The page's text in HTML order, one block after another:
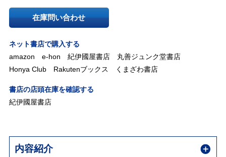
在庫問い合わせ
ネット書店で購入する
amazon
e-hon 紀伊國屋書店
丸善ジュンク堂書店
Honya Club
Rakutenブックス くまざわ書店
書店の店頭在庫を確認する
紀伊國屋書店
内容紹介